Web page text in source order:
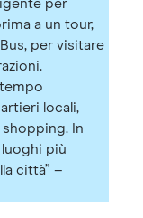
per
a un tour,
per visitare
locali,
In
più
città” –